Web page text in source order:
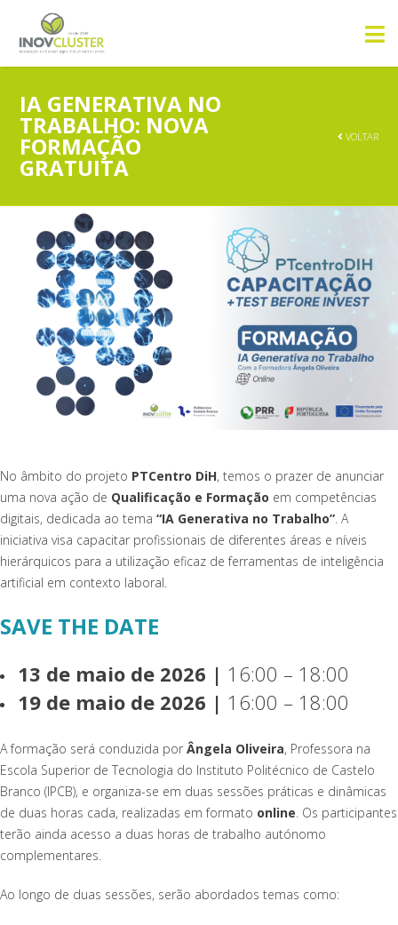
IA GENERATIVA NO
TRABALHO: NOVA
FORMAÇÃO
GRATUITA
VOLTAR
No âmbito do projeto PTCentro DiH, temos o prazer de anunciar
uma nova ação de Qualificação e Formação em competências
digitais, dedicada ao tema “IA Generativa no Trabalho” . A
iniciativa visa capacitar profissionais de diferentes áreas e níveis
hierárquicos para a utilização eficaz de ferramentas de inteligência
artificial em contexto laboral.
SAVE THE DATE
13 de maio de 2026 | 16:00 – 18:00
19 de maio de 2026 | 16:00 – 18:00
A formação será conduzida por Ângela Oliveira, Professora na
Escola Superior de Tecnologia do Instituto Politécnico de Castelo
Branco (IPCB), e organiza-se em duas sessões práticas e dinâmicas
de duas horas cada, realizadas em formato online . Os participantes
terão ainda acesso a duas horas de trabalho autónomo
complementares.
Ao longo de duas sessões, serão abordados temas como: